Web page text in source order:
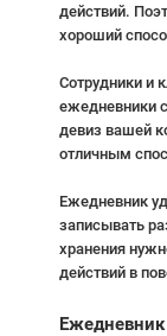
действий.
хороший
Сотрудники и
ежедневники с
девиз вашей
отличным
Ежедневник
записывать
хранения
действий в